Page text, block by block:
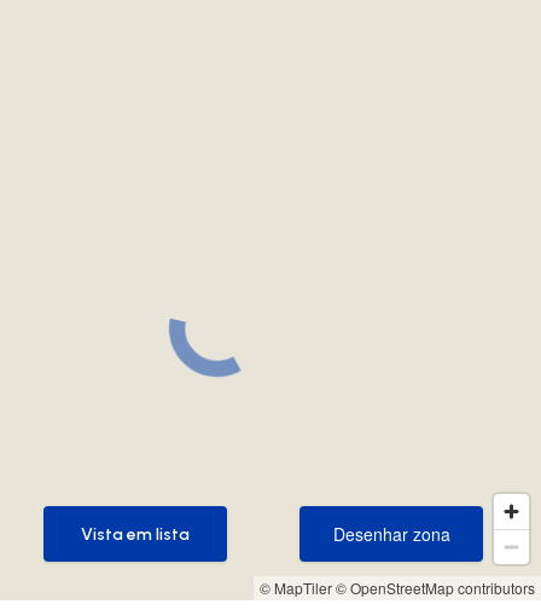
© MapTiler© OpenStreetMap contributors
Desenhar zona
Desenhar zona
Vista em lista
Vista em lista